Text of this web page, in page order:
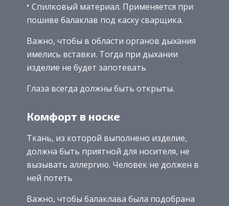
Спилковый материал. Применяется при
пошиве балаклав под каску сварщика.
Важно, чтобы в области органов дыхания
имелись вставки. Тогда при дыхании
изделие не будет запотевать
Глаза всегда должны быть открыты.
Комфорт в носке
Ткань, из которой выполнено изделие,
должна быть приятной для носителя, не
вызывать аллергию. Человек не должен в
ней потеть
Важно, чтобы балаклава была подобрана